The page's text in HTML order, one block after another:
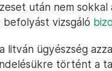
után nem
vizsgáló
litván ügyészség
történt a